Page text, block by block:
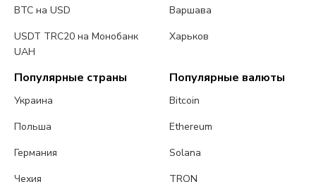
BTC на USD
USDT TRC20 на Монобанк
UAH
Варшава
Харьков
Популярные страны
Украина
Польша
Германия
Чехия
Популярные валюты
Bitcoin
Ethereum
Solana
TRON